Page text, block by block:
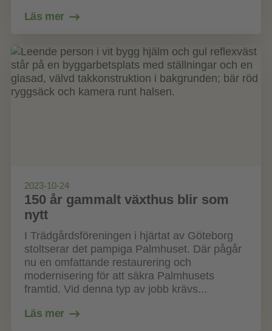
Läs mer
2023-10-24
150 år gammalt växthus blir som
nytt
I Trädgårdsföreningen i hjärtat av Göteborg
stoltserar det pampiga Palmhuset. Där pågår
nu en omfattande restaurering och
modernisering för att säkra Palmhusets
framtid. Vid denna typ av jobb krävs...
Läs mer